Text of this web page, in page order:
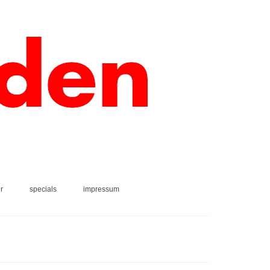
specials impressum